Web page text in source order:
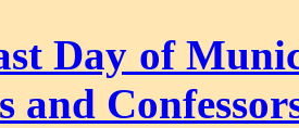
Day of
and